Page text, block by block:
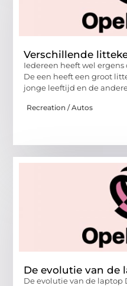
Verschillende
Iedereen heeft wel
De een heeft een groot
jonge leeftijd en de
Recreation / Autos
De evolutie van de
De evolutie van de laptop